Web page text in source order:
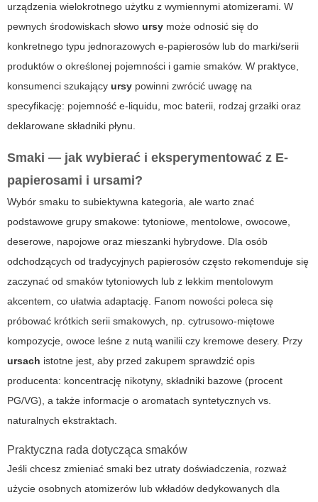
urządzenia wielokrotnego użytku z wymiennymi atomizerami. W
pewnych środowiskach słowo ursy może odnosić się do
konkretnego typu jednorazowych e-papierosów lub do marki/serii
produktów o określonej pojemności i gamie smaków. W praktyce,
konsumenci szukający ursy powinni zwrócić uwagę na
specyfikację: pojemność e-liquidu, moc baterii, rodzaj grzałki oraz
deklarowane składniki płynu.
Smaki — jak wybierać i eksperymentować z E-
papierosami i ursami?
Wybór smaku to subiektywna kategoria, ale warto znać
podstawowe grupy smakowe: tytoniowe, mentolowe, owocowe,
deserowe, napojowe oraz mieszanki hybrydowe. Dla osób
odchodzących od tradycyjnych papierosów często rekomenduje się
zaczynać od smaków tytoniowych lub z lekkim mentolowym
akcentem, co ułatwia adaptację. Fanom nowości poleca się
próbować krótkich serii smakowych, np. cytrusowo-miętowe
kompozycje, owoce leśne z nutą wanilii czy kremowe desery. Przy
ursach istotne jest, aby przed zakupem sprawdzić opis
producenta: koncentrację nikotyny, składniki bazowe (procent
PG/VG), a także informacje o aromatach syntetycznych vs.
naturalnych ekstraktach.
Praktyczna rada dotycząca smaków
Jeśli chcesz zmieniać smaki bez utraty doświadczenia, rozważ
użycie osobnych atomizerów lub wkładów dedykowanych dla